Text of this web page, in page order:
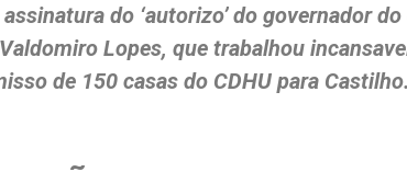
do ‘autorizo’ do governador
Lopes, que trabalhou
de 150 casas do CDHU para Castilho.